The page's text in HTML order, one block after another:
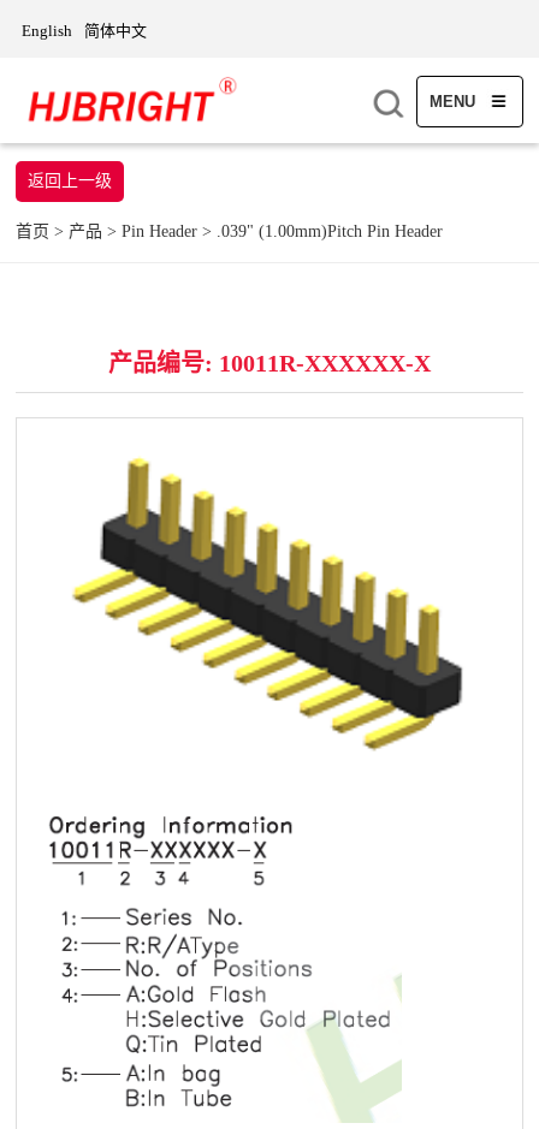
English 简体中文
MENU
返回上一级
首页 > 产品 >Pin Header > .039" (1.00mm)Pitch Pin Header
产品编号: 10011R-XXXXXX-X